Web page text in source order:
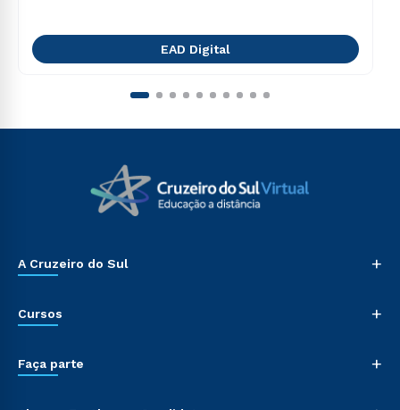
EAD Digital
A Cruzeiro do Sul +
Cursos +
Faça parte +